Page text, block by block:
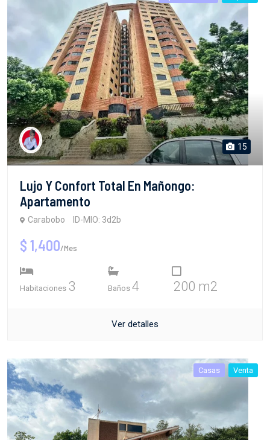
15
Lujo Y Confort Total En Mañongo:
Apartamento
Carabobo ID-MIO: 3d2b
$ 1,400/Mes
Habitaciones 3 Baños 4 200 m2
Ver detalles
Casas Venta